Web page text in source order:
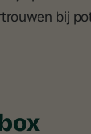
bij